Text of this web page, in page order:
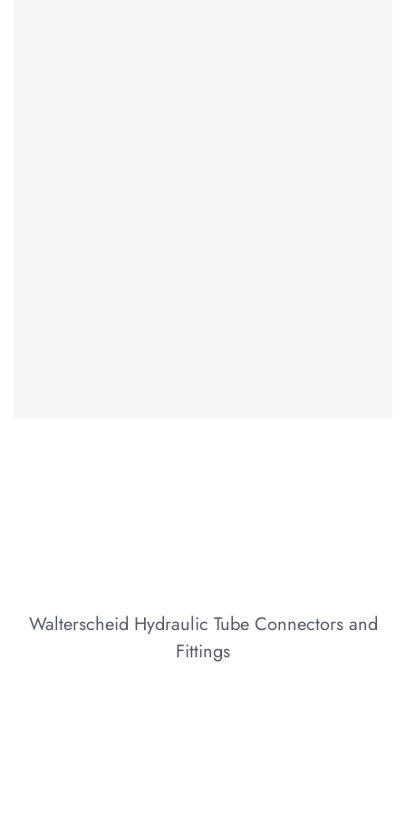
Walterscheid Hydraulic Tube Connectors and
Fittings